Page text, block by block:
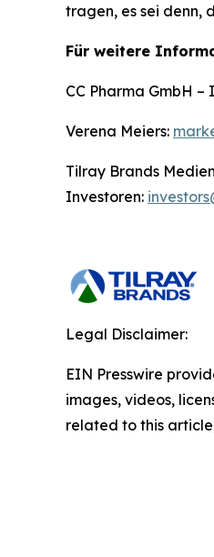
tragen, es sei denn,
Für weitere
CC Pharma GmbH
Verena Meiers:
Tilray Brands
Investoren:
Legal Disclaimer:
EIN Presswire
images, videos,
related to this